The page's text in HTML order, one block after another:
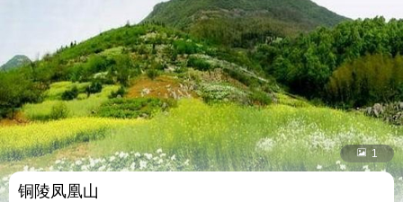
 1
铜陵凤凰山